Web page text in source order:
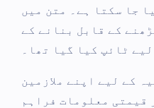
جا سکتا ہے۔ متن میں
کے قابل بنانے کے
لیے ٹائپ کیا گیا تھا۔
کے لیے اپنے ملازمین
قیمتی معلومات فراہم